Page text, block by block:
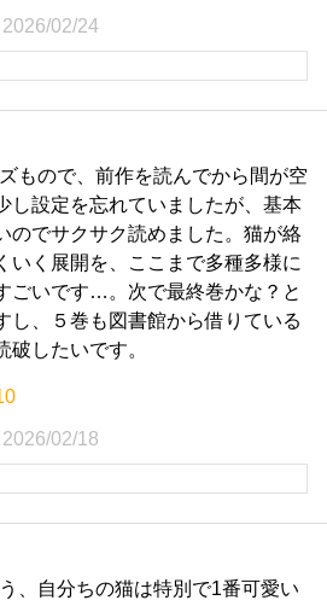
2026/02/24
もので、前作を読んでから間が空
し設定を忘れていましたが、基本
のでサクサク読めました。猫が絡
いく展開を、ここまで多種多様に
ごいです…。次で最終巻かな？と
し、５巻も図書館から借りている
破したいです。
2026/02/18
、自分ちの猫は特別で1番可愛い